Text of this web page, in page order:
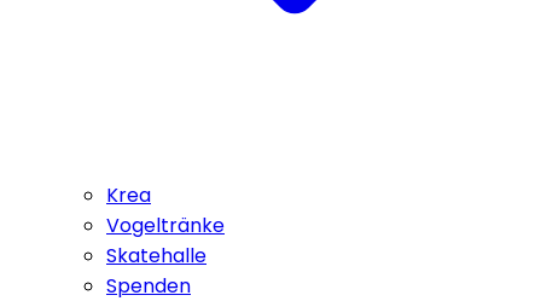
Krea
Vogeltränke
Skatehalle
Spenden